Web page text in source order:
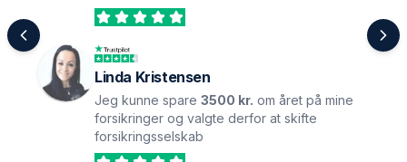
Linda Kristensen
Jeg kunne spare 3500 kr. om året på mine
forsikringer og valgte derfor at skifte
forsikringsselskab